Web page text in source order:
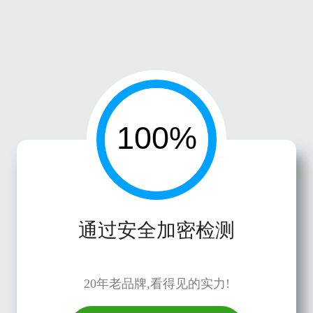
通过安全加密检测
20年老品牌,看得见的实力!